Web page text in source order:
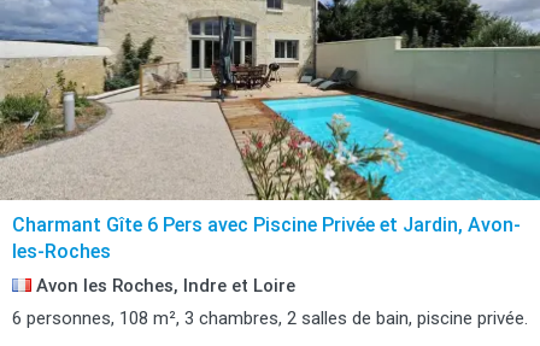
Charmant Gîte 6 Pers avec Piscine Privée et Jardin, Avon-
les-Roches
Avon les Roches, Indre et Loire
6 personnes, 108 m², 3 chambres, 2 salles de bain, piscine privée.